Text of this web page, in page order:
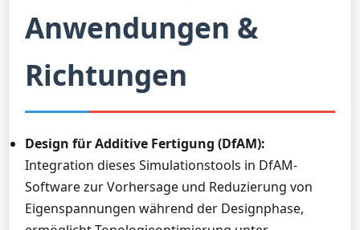
Anwendungen &
Richtungen
Design für Additive Fertigung (DfAM):
Integration dieses Simulationstools in DfAM-
Software zur Vorhersage und Reduzierung von
Eigenspannungen während der Designphase,